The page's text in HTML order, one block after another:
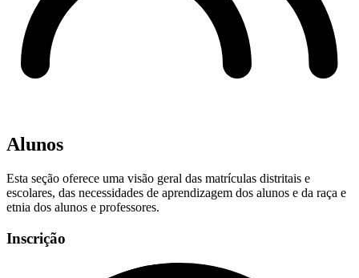
Alunos
Esta seção oferece uma visão geral das matrículas distritais e
escolares, das necessidades de aprendizagem dos alunos e da raça e
etnia dos alunos e professores.
Inscrição